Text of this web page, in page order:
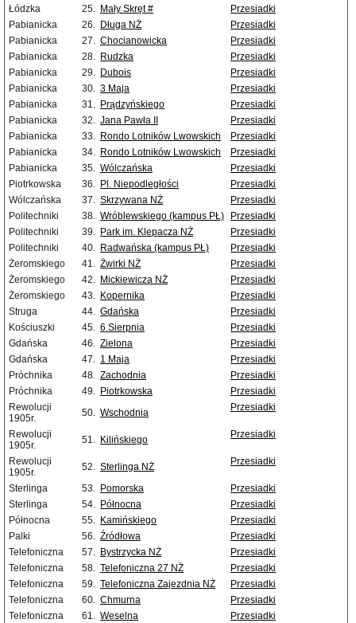
Łódzka
25. Mały Skręt #
Przesiadki
Pabianicka
26. Długa NŻ
Przesiadki
Pabianicka
27. Chocianowicka
Przesiadki
Pabianicka
28. Rudzka
Przesiadki
Pabianicka
29. Dubois
Przesiadki
Pabianicka
30. 3 Maja
Przesiadki
Pabianicka
31. Prądzyńskiego
Przesiadki
Pabianicka
32. Jana Pawła II
Przesiadki
Pabianicka
33. Rondo Lotników Lwowskich
Przesiadki
Pabianicka
34. Rondo Lotników Lwowskich
Przesiadki
Pabianicka
35. Wólczańska
Przesiadki
Piotrkowska
36. Pl. Niepodległości
Przesiadki
Wólczańska
37. Skrzywana NŻ
Przesiadki
Politechniki
38. Wróblewskiego (kampus PŁ)
Przesiadki
Politechniki
39. Park im. Klepacza NŻ
Przesiadki
Politechniki
40. Radwańska (kampus PŁ)
Przesiadki
Żeromskiego
41. Żwirki NŻ
Przesiadki
Żeromskiego
42. Mickiewicza NŻ
Przesiadki
Żeromskiego
43. Kopernika
Przesiadki
Struga
44. Gdańska
Przesiadki
Kościuszki
45. 6 Sierpnia
Przesiadki
Gdańska
46. Zielona
Przesiadki
Gdańska
47. 1 Maja
Przesiadki
Próchnika
48. Zachodnia
Przesiadki
Próchnika
49. Piotrkowska
Przesiadki
Rewolucji
1905r.
50. Wschodnia Przesiadki
Rewolucji
1905r.
51. Kilińskiego Przesiadki
Rewolucji
1905r.
52. Sterlinga NŻ Przesiadki
Sterlinga 53. Pomorska
Przesiadki
Sterlinga
54. Północna
Przesiadki
Północna
55. Kamińskiego
Przesiadki
Palki
56. Źródłowa
Przesiadki
Telefoniczna
57. Bystrzycka NŻ
Przesiadki
Telefoniczna
58. Telefoniczna 27 NŻ
Przesiadki
Telefoniczna
59. Telefoniczna Zajezdnia NŻ
Przesiadki
Telefoniczna
60. Chmurna
Przesiadki
Telefoniczna
61. Weselna
Przesiadki